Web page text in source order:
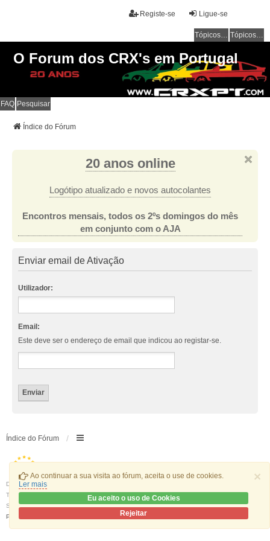
×
Ao continuar a sua visita ao fórum, aceita o use de cookies.
Ler mais
Eu aceito o uso de Cookies
Rejeitar
Ligue-se
Registe-se
Tópicos sem resposta Tópicos ativos
O Forum dos CRX's em Portugal
FAQ Pesquisar
Índice do Fórum
20 anos online
Logótipo atualizado e novos autocolantes
Encontros mensais, todos os 2ºs domingos do mês
em conjunto com o AJA
Enviar email de Ativação
Utilizador:
Email:
Este deve ser o endereço de email que indicou ao registar-se.
Índice do Fórum
Desenvolvido por
Traduzido por:
phpBB Portugal
Stylewe_universalcreated by INVENTEA & v12mike
Privacidade